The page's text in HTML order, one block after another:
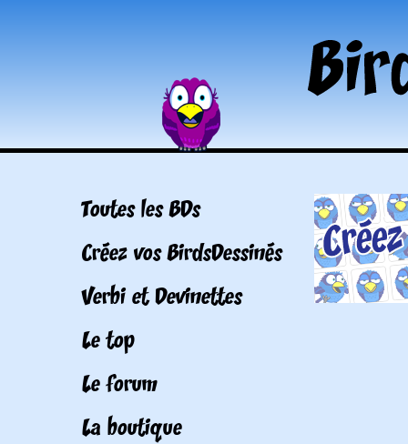
Toutes les BDs
Créez vos BirdsDessinés
Verbi et Devinettes
Le top
Le forum
La boutique